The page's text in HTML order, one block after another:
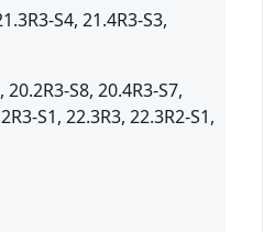
S4, 21.4R3-S3,
S8, 20.4R3-S7,
S1, 22.3R3, 22.3R2-S1,